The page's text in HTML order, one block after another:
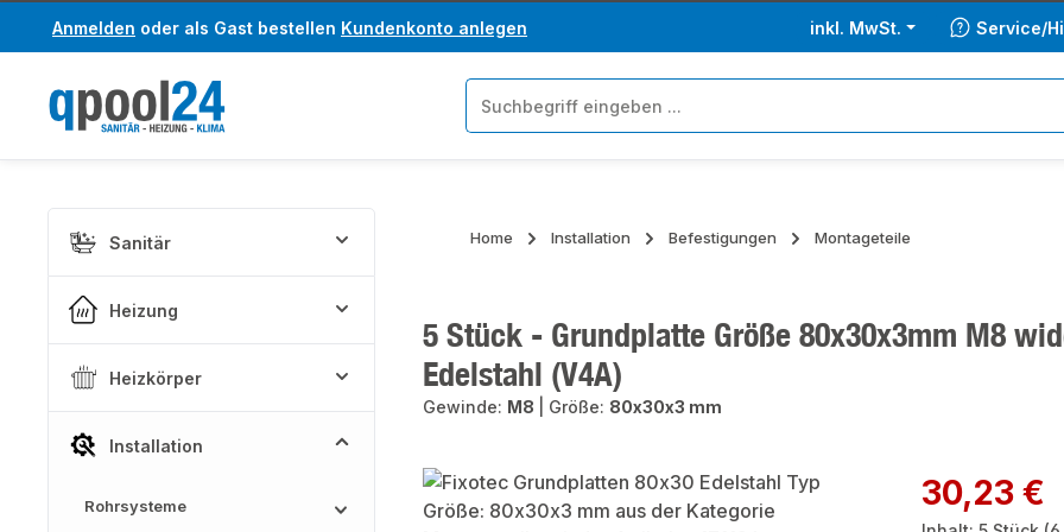
Hauptinhalt springen
Zur Suche springen
Anmelden oder als Gast bestellen Kundenkonto anlegen inkl. MwSt. Service/
Sanitär
Heizung
Heizkörper
Installation
Rohrsysteme
Home Installation Befestigungen Montageteile
5 Stück - Grundplatte Größe 80x30x3mm M8
Edelstahl (V4A)
Gewinde: M8 Größe: 80x30x3 mm
Bildergalerie überspringen Regulärer Preis:
30,23 €